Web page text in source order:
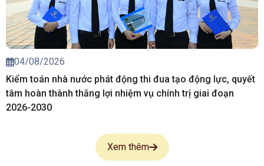
04/08/2026
Kiểm toán nhà nước phát động thi đua tạo động lực, quyết
tâm hoàn thành thắng lợi nhiệm vụ chính trị giai đoạn
2026-2030
Xem thêm